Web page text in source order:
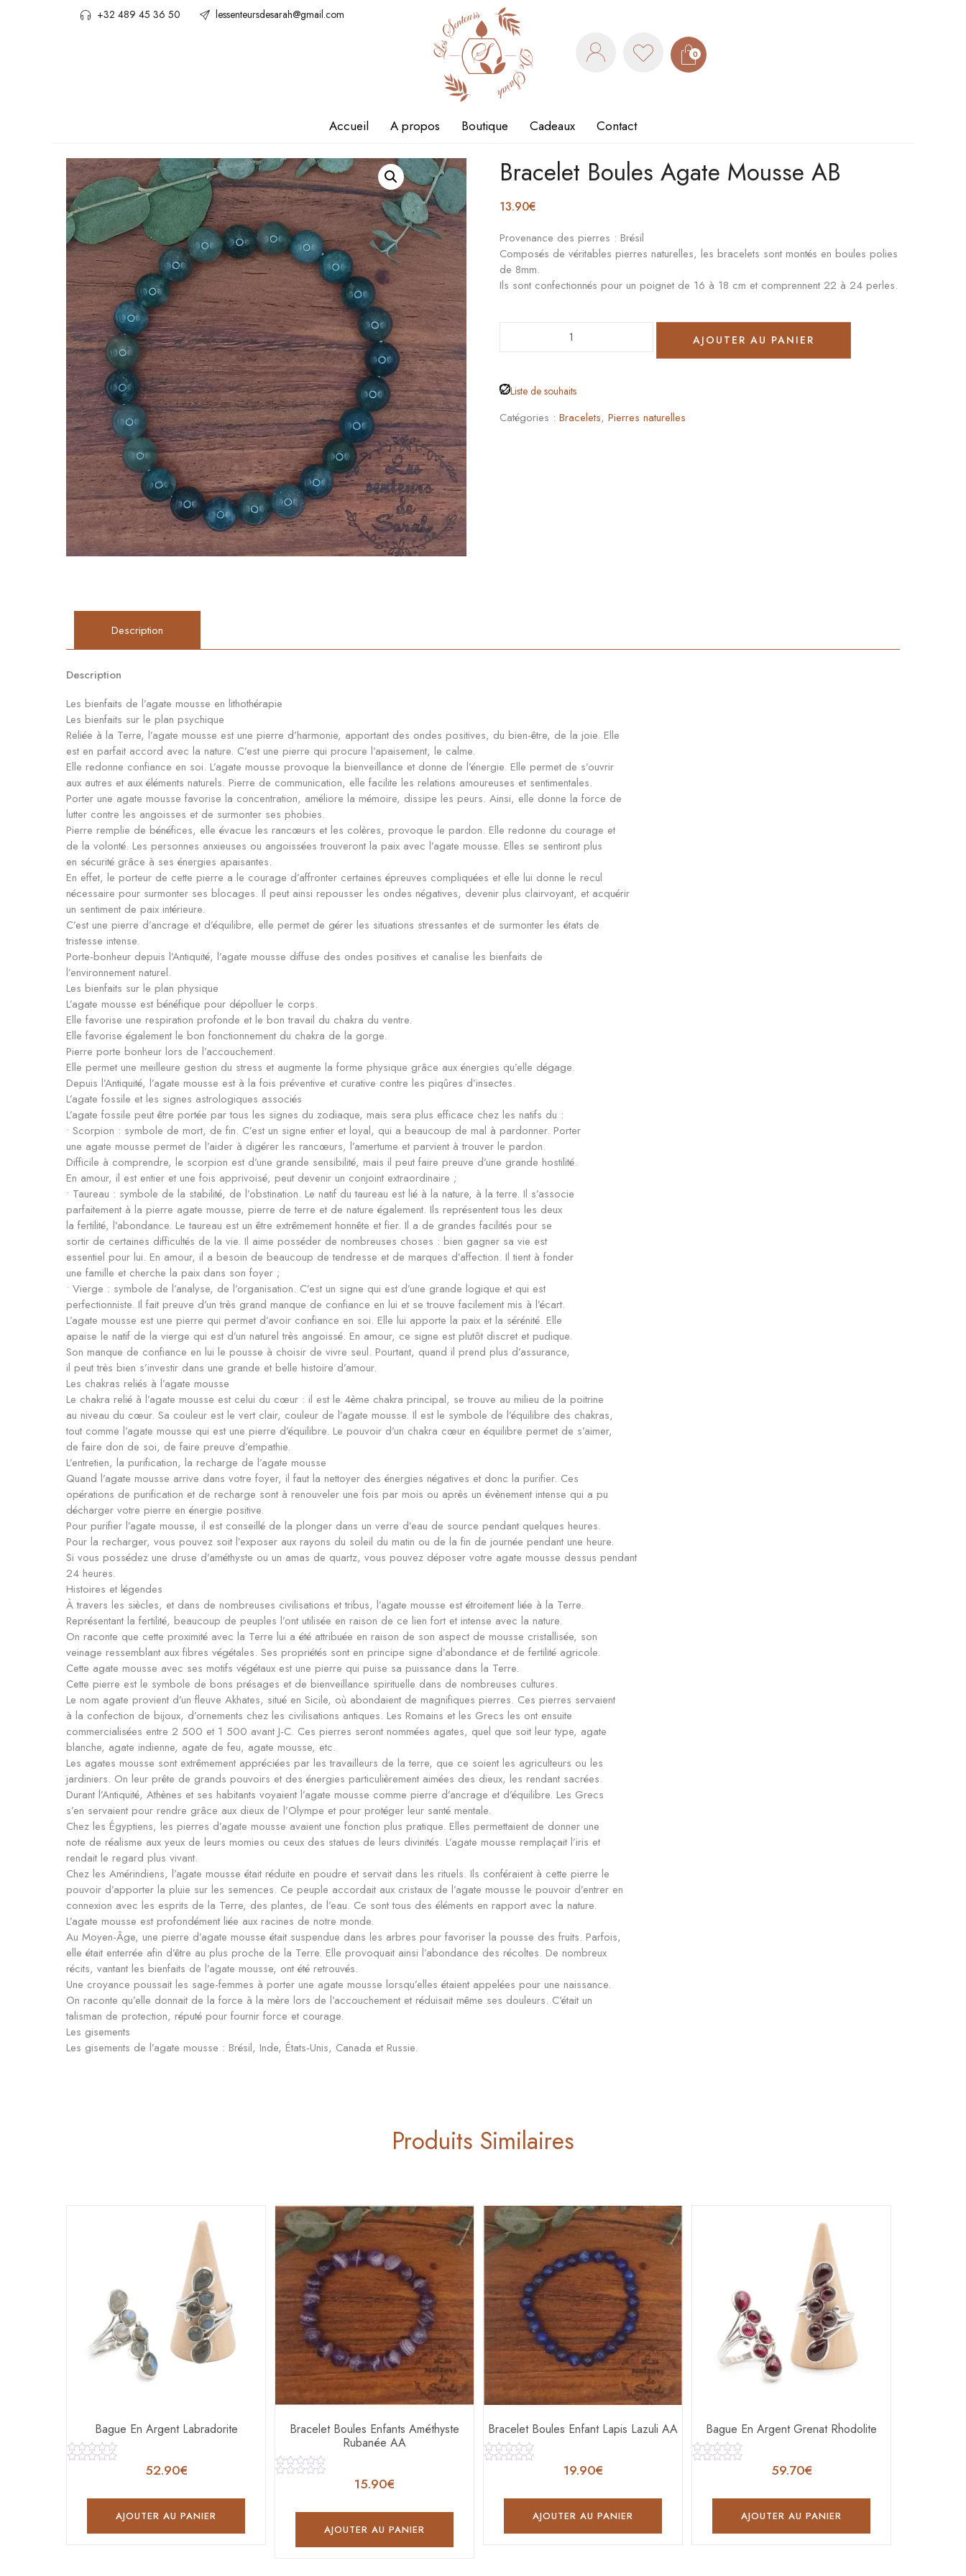
+32 489 45 36 50 lessenteursdesarah@gmail.com
0
Accueil A propos Boutique Cadeaux Contact
Bracelet Boules Agate Mousse AB
13.90€
Provenance des pierres : Brésil
Composés de véritables pierres naturelles, les bracelets sont montés en boules polies
de 8mm.
Ils sont confectionnés pour un poignet de 16 à 18 cm et comprennent 22 à 24 perles.
AJOUTER AU PANIER
Liste de souhaits
Catégories :Bracelets,Pierres naturelles
Description
Description
Les bienfaits de l’agate mousse en lithothérapie
Les bienfaits sur le plan psychique
Reliée à la Terre, l’agate mousse est une pierre d’harmonie, apportant des ondes positives, du bien-être, de la joie. Elle
est en parfait accord avec la nature. C’est une pierre qui procure l’apaisement, le calme.
Elle redonne confiance en soi. L’agate mousse provoque la bienveillance et donne de l’énergie. Elle permet de s’ouvrir
aux autres et aux éléments naturels. Pierre de communication, elle facilite les relations amoureuses et sentimentales.
Porter une agate mousse favorise la concentration, améliore la mémoire, dissipe les peurs. Ainsi, elle donne la force de
lutter contre les angoisses et de surmonter ses phobies.
Pierre remplie de bénéfices, elle évacue les rancœurs et les colères, provoque le pardon. Elle redonne du courage et
de la volonté. Les personnes anxieuses ou angoissées trouveront la paix avec l’agate mousse. Elles se sentiront plus
en sécurité grâce à ses énergies apaisantes.
En effet, le porteur de cette pierre a le courage d’affronter certaines épreuves compliquées et elle lui donne le recul
nécessaire pour surmonter ses blocages. Il peut ainsi repousser les ondes négatives, devenir plus clairvoyant, et acquérir
un sentiment de paix intérieure.
C’est une pierre d’ancrage et d’équilibre, elle permet de gérer les situations stressantes et de surmonter les états de
tristesse intense.
Porte-bonheur depuis l’Antiquité, l’agate mousse diffuse des ondes positives et canalise les bienfaits de
l’environnement naturel.
Les bienfaits sur le plan physique
L’agate mousse est bénéfique pour dépolluer le corps.
Elle favorise une respiration profonde et le bon travail du chakra du ventre.
Elle favorise également le bon fonctionnement du chakra de la gorge.
Pierre porte bonheur lors de l’accouchement.
Elle permet une meilleure gestion du stress et augmente la forme physique grâce aux énergies qu’elle dégage.
Depuis l’Antiquité, l’agate mousse est à la fois préventive et curative contre les piqûres d’insectes.
L’agate fossile et les signes astrologiques associés
L’agate fossile peut être portée par tous les signes du zodiaque, mais sera plus efficace chez les natifs du :
• Scorpion : symbole de mort, de fin. C’est un signe entier et loyal, qui a beaucoup de mal à pardonner. Porter
une agate mousse permet de l’aider à digérer les rancœurs, l’amertume et parvient à trouver le pardon.
Difficile à comprendre, le scorpion est d’une grande sensibilité, mais il peut faire preuve d’une grande hostilité.
En amour, il est entier et une fois apprivoisé, peut devenir un conjoint extraordinaire ;
• Taureau : symbole de la stabilité, de l’obstination. Le natif du taureau est lié à la nature, à la terre. Il s’associe
parfaitement à la pierre agate mousse, pierre de terre et de nature également. Ils représentent tous les deux
la fertilité, l’abondance. Le taureau est un être extrêmement honnête et fier. Il a de grandes facilités pour se
sortir de certaines difficultés de la vie. Il aime posséder de nombreuses choses : bien gagner sa vie est
essentiel pour lui. En amour, il a besoin de beaucoup de tendresse et de marques d’affection. Il tient à fonder
une famille et cherche la paix dans son foyer ;
• Vierge : symbole de l’analyse, de l’organisation. C’est un signe qui est d’une grande logique et qui est
perfectionniste. Il fait preuve d’un très grand manque de confiance en lui et se trouve facilement mis à l’écart.
L’agate mousse est une pierre qui permet d’avoir confiance en soi. Elle lui apporte la paix et la sérénité. Elle
apaise le natif de la vierge qui est d’un naturel très angoissé. En amour, ce signe est plutôt discret et pudique.
Son manque de confiance en lui le pousse à choisir de vivre seul. Pourtant, quand il prend plus d’assurance,
il peut très bien s’investir dans une grande et belle histoire d’amour.
Les chakras reliés à l’agate mousse
Le chakra relié à l’agate mousse est celui du cœur : il est le 4ème chakra principal, se trouve au milieu de la poitrine
au niveau du cœur. Sa couleur est le vert clair, couleur de l’agate mousse. Il est le symbole de l’équilibre des chakras,
tout comme l’agate mousse qui est une pierre d’équilibre. Le pouvoir d’un chakra cœur en équilibre permet de s’aimer,
de faire don de soi, de faire preuve d’empathie.
L’entretien, la purification, la recharge de l’agate mousse
Quand l’agate mousse arrive dans votre foyer, il faut la nettoyer des énergies négatives et donc la purifier. Ces
opérations de purification et de recharge sont à renouveler une fois par mois ou après un évènement intense qui a pu
décharger votre pierre en énergie positive.
Pour purifier l’agate mousse, il est conseillé de la plonger dans un verre d’eau de source pendant quelques heures.
Pour la recharger, vous pouvez soit l’exposer aux rayons du soleil du matin ou de la fin de journée pendant une heure.
Si vous possédez une druse d’améthyste ou un amas de quartz, vous pouvez déposer votre agate mousse dessus pendant
24 heures.
Histoires et légendes
À travers les siècles, et dans de nombreuses civilisations et tribus, l’agate mousse est étroitement liée à la Terre.
Représentant la fertilité, beaucoup de peuples l’ont utilisée en raison de ce lien fort et intense avec la nature.
On raconte que cette proximité avec la Terre lui a été attribuée en raison de son aspect de mousse cristallisée, son
veinage ressemblant aux fibres végétales. Ses propriétés sont en principe signe d’abondance et de fertilité agricole.
Cette agate mousse avec ses motifs végétaux est une pierre qui puise sa puissance dans la Terre.
Cette pierre est le symbole de bons présages et de bienveillance spirituelle dans de nombreuses cultures.
Le nom agate provient d’un fleuve Akhates, situé en Sicile, où abondaient de magnifiques pierres. Ces pierres servaient
à la confection de bijoux, d’ornements chez les civilisations antiques. Les Romains et les Grecs les ont ensuite
commercialisées entre 2 500 et 1 500 avant J-C. Ces pierres seront nommées agates, quel que soit leur type, agate
blanche, agate indienne, agate de feu, agate mousse, etc.
Les agates mousse sont extrêmement appréciées par les travailleurs de la terre, que ce soient les agriculteurs ou les
jardiniers. On leur prête de grands pouvoirs et des énergies particulièrement aimées des dieux, les rendant sacrées.
Durant l’Antiquité, Athènes et ses habitants voyaient l’agate mousse comme pierre d’ancrage et d’équilibre. Les Grecs
s’en servaient pour rendre grâce aux dieux de l’Olympe et pour protéger leur santé mentale.
Chez les Égyptiens, les pierres d’agate mousse avaient une fonction plus pratique. Elles permettaient de donner une
note de réalisme aux yeux de leurs momies ou ceux des statues de leurs divinités. L’agate mousse remplaçait l’iris et
rendait le regard plus vivant.
Chez les Amérindiens, l’agate mousse était réduite en poudre et servait dans les rituels. Ils conféraient à cette pierre le
pouvoir d’apporter la pluie sur les semences. Ce peuple accordait aux cristaux de l’agate mousse le pouvoir d’entrer en
connexion avec les esprits de la Terre, des plantes, de l’eau. Ce sont tous des éléments en rapport avec la nature.
L’agate mousse est profondément liée aux racines de notre monde.
Au Moyen-Âge, une pierre d’agate mousse était suspendue dans les arbres pour favoriser la pousse des fruits. Parfois,
elle était enterrée afin d’être au plus proche de la Terre. Elle provoquait ainsi l’abondance des récoltes. De nombreux
récits, vantant les bienfaits de l’agate mousse, ont été retrouvés.
Une croyance poussait les sage-femmes à porter une agate mousse lorsqu’elles étaient appelées pour une naissance.
On raconte qu’elle donnait de la force à la mère lors de l’accouchement et réduisait même ses douleurs. C’était un
talisman de protection, réputé pour fournir force et courage.
Les gisements
Les gisements de l’agate mousse : Brésil, Inde, États-Unis, Canada et Russie.
Produits Similaires
Bague En Argent Labradorite
Note
52.90€
AJOUTER AU PANIER
Bracelet Boules Enfants Améthyste
Rubanée AA
Note
15.90€
AJOUTER AU PANIER
Bracelet Boules Enfant Lapis Lazuli AA
Note
19.90€
AJOUTER AU PANIER
Bague En Argent Grenat Rhodolite
Note
59.70€
AJOUTER AU PANIER